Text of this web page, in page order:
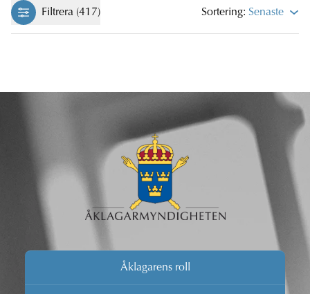
Filtrera (417) Sortering: Senaste
Åklagarens roll